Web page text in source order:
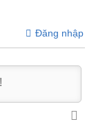
Đăng nhập